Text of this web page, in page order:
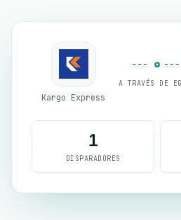
Kargo Express
A TRAVÉS DE
1
DISPARADORES